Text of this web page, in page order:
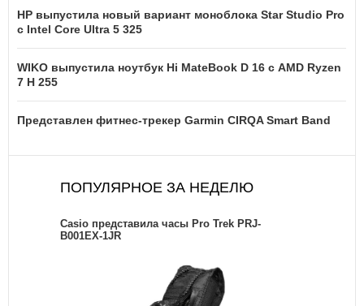
HP выпустила новый вариант моноблока Star Studio Pro
с Intel Core Ultra 5 325
WIKO выпустила ноутбук Hi MateBook D 16 с AMD Ryzen
7 H 255
Представлен фитнес-трекер Garmin CIRQA Smart Band
ПОПУЛЯРНОЕ ЗА НЕДЕЛЮ
Casio представила часы Pro Trek PRJ-
B001EX-1JR